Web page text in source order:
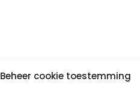
Beheer cookie toestemming